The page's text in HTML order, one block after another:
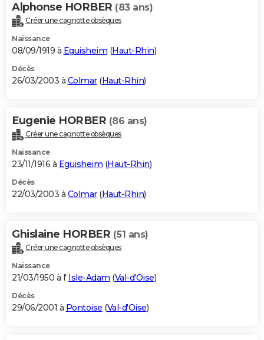
Alphonse HORBER (83 ans)
Créer une cagnotte obsèques
Naissance
08/09/1919 à Eguisheim (Haut-Rhin)
Décès
26/03/2003 à Colmar(Haut-Rhin)
Eugenie HORBER (86 ans)
Créer une cagnotte obsèques
Naissance
23/11/1916 à Eguisheim (Haut-Rhin)
Décès
22/03/2003 à Colmar(Haut-Rhin)
Ghislaine HORBER (51 ans)
Créer une cagnotte obsèques
Naissance
21/03/1950 à l' Isle-Adam (Val-d'Oise)
Décès
29/06/2001 à Pontoise (Val-d'Oise)